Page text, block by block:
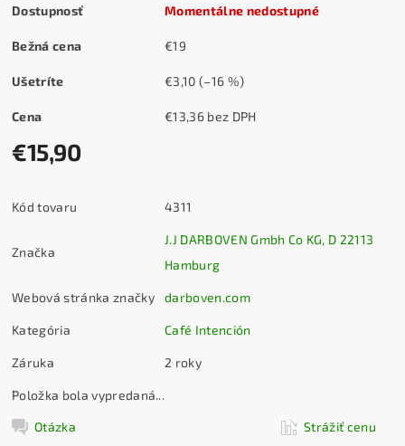
Dostupnosť Momentálne nedostupné
Bežná cena €19
Ušetríte €3,10(–16 %)
Cena €13,36 bez DPH
€15,90
Kód tovaru 4311
Značka
J.J DARBOVEN Gmbh Co KG, D 22113
Hamburg
Webová stránka značky darboven.com
Kategória Café Intención
Záruka 2 roky
Položka bola vypredaná...
Otázka Strážiť cenu